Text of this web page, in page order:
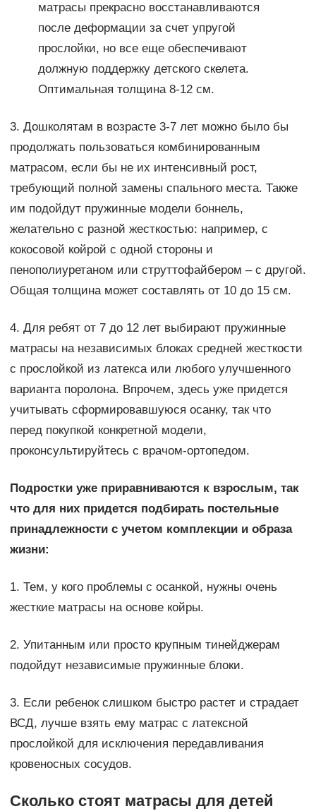
матрасы прекрасно восстанавливаются
после деформации за счет упругой
прослойки, но все еще обеспечивают
должную поддержку детского скелета.
Оптимальная толщина 8-12 см.
3. Дошколятам в возрасте 3-7 лет можно было бы
продолжать пользоваться комбинированным
матрасом, если бы не их интенсивный рост,
требующий полной замены спального места. Также
им подойдут пружинные модели боннель,
желательно с разной жесткостью: например, с
кокосовой койрой с одной стороны и
пенополиуретаном или струттофайбером – с другой.
Общая толщина может составлять от 10 до 15 см.
4. Для ребят от 7 до 12 лет выбирают пружинные
матрасы на независимых блоках средней жесткости
с прослойкой из латекса или любого улучшенного
варианта поролона. Впрочем, здесь уже придется
учитывать сформировавшуюся осанку, так что
перед покупкой конкретной модели,
проконсультируйтесь с врачом-ортопедом.
Подростки уже приравниваются к взрослым, так
что для них придется подбирать постельные
принадлежности с учетом комплекции и образа
жизни:
1. Тем, у кого проблемы с осанкой, нужны очень
жесткие матрасы на основе койры.
2. Упитанным или просто крупным тинейджерам
подойдут независимые пружинные блоки.
3. Если ребенок слишком быстро растет и страдает
ВСД, лучше взять ему матрас с латексной
прослойкой для исключения передавливания
кровеносных сосудов.
Сколько стоят матрасы для детей